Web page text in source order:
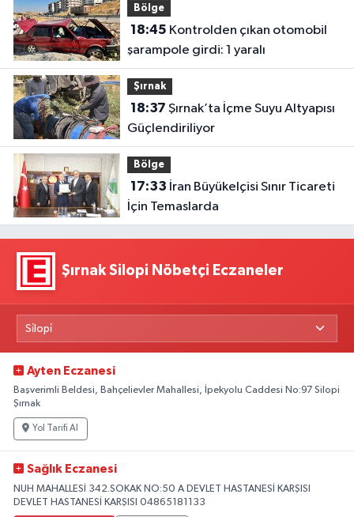
Bölge
18:45
şarampole girdi: 1 yaralı
Şırnak
18:37
Güçlendiriliyor
Bölge
17:33
İçin Temaslarda
Şırnak Silopi Nöbetçi Eczaneler
Ayten Eczanesi
Başverimli Beldesi, Bahçelievler Mahallesi, İpekyolu Caddesi No:97 Silopi
Şırnak
Yol Tarifi Al
Sağlık Eczanesi
NUH MAHALLESİ 342.SOKAK NO:50 A DEVLET HASTANESİ KARŞISI
DEVLET HASTANESİ KARŞISI 04865181133